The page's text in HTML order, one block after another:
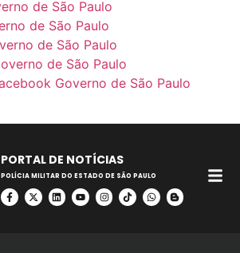
PORTAL DE NOTÍCIAS
POLÍCIA MILITAR DO ESTADO DE SÃO PAULO